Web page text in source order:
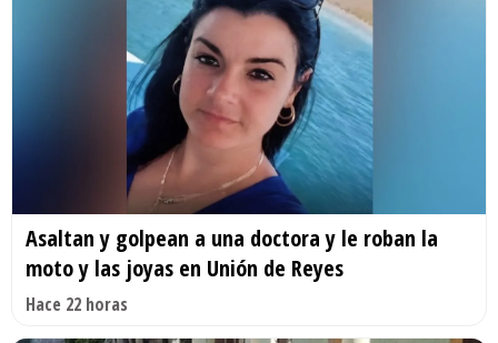
Asaltan y golpean a una doctora y le roban la
moto y las joyas en Unión de Reyes
Hace 22 horas